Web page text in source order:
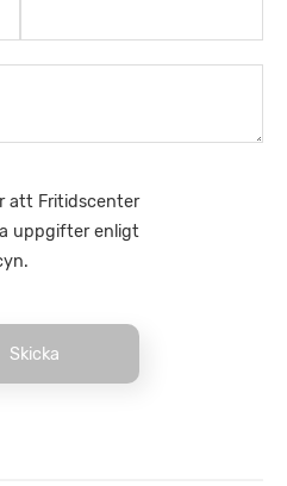
att Fritidscenter
uppgifter enligt
Skicka